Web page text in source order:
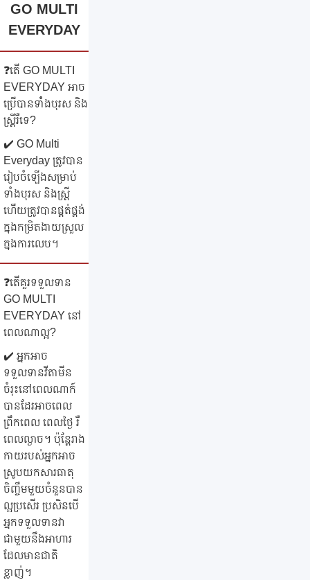
GO MULTI
EVERYDAY
❓តើ GO MULTI
EVERYDAY អាច
ប្រើបានទាំំងបុរស និង
ស្ត្រីរឺទេ?
✔️ GO Multi
Everyday ត្រូវបាន
រៀបចំឡើងសម្រាប់
ទាំងបុរស និងស្ត្រី
ហើយត្រូវបានផ្គត់ផ្គង់
ក្នុងកម្រិតងាយស្រួល
ក្នុងការលេប។
❓តើគួរទទួលទាន
GO MULTI
EVERYDAY នៅ
ពេលណាល្អ?
✔️ អ្នកអាច
ទទួលទានវីតាមីន
ចំរុះនៅពេលណាក៍
បានដែរអាចពេល
ព្រឹកពេល ពេលថ្ងៃ រឺ
ពេលល្ងាច។ ប៉ុន្តែរាង
កាយរបស់អ្នកអាច
ស្រូបយកសារធាតុ
ចិញ្ចឹមមួយចំនួនបាន
ល្អប្រសើរ ប្រសិនបើ
អ្នកទទួលទានវា
ជាមួយនឹងអាហារ
ដែលមានជាតិ
ខ្លាញ់។